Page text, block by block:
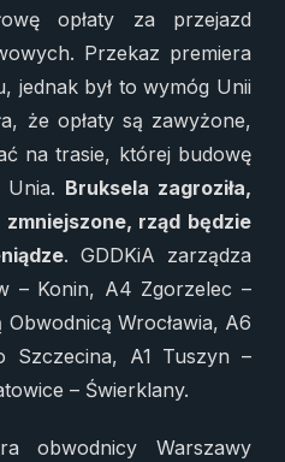
opłaty za przejazd
Przekaz premiera
jednak był to wymóg Unii
że opłaty są zawyżone,
na trasie, której budowę
Unia. Bruksela zagroziła,
rząd będzie
. GDDKiA zarządza
– Konin, A4 Zgorzelec –
Wrocławia, A6
Szczecina, A1 Tuszyn –
– Świerklany.
obwodnicy Warszawy